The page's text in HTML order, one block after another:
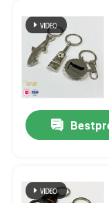
Kontakt
Nachrichten
Metallrevers-